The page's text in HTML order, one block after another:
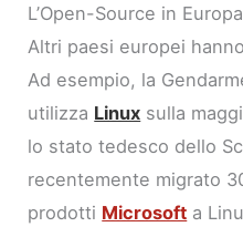
L’Open-Source in Europa
Altri paesi europei
Ad esempio, la
utilizza Linux sulla
lo stato tedesco dello
recentemente migrato
prodotti Microsoft a